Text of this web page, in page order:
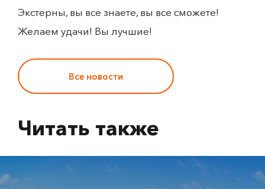
Экстерны, вы все знаете, вы все сможете!
Желаем удачи! Вы лучшие!
Все новости
Читать также